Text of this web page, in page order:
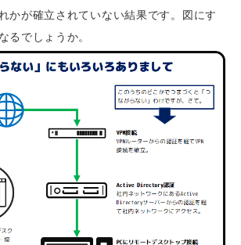
かが確立されていない結果です。図にす
るでしょうか。